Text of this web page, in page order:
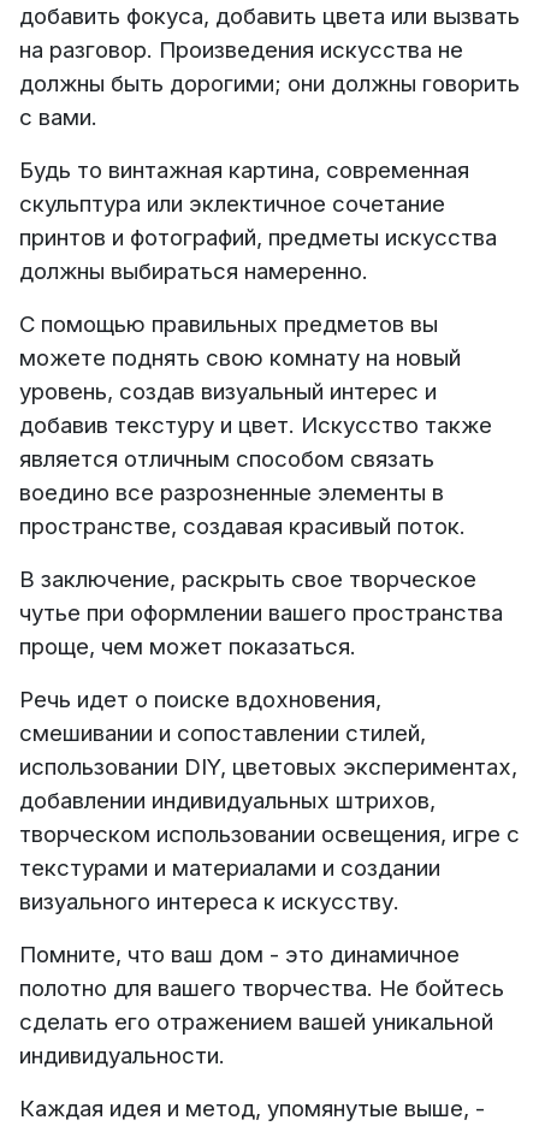
добавить фокуса, добавить цвета или вызвать
на разговор. Произведения искусства не
должны быть дорогими; они должны говорить
с вами.
Будь то винтажная картина, современная
скульптура или эклектичное сочетание
принтов и фотографий, предметы искусства
должны выбираться намеренно.
С помощью правильных предметов вы
можете поднять свою комнату на новый
уровень, создав визуальный интерес и
добавив текстуру и цвет. Искусство также
является отличным способом связать
воедино все разрозненные элементы в
пространстве, создавая красивый поток.
В заключение, раскрыть свое творческое
чутье при оформлении вашего пространства
проще, чем может показаться.
Речь идет о поиске вдохновения,
смешивании и сопоставлении стилей,
использовании DIY, цветовых экспериментах,
добавлении индивидуальных штрихов,
творческом использовании освещения, игре с
текстурами и материалами и создании
визуального интереса к искусству.
Помните, что ваш дом - это динамичное
полотно для вашего творчества. Не бойтесь
сделать его отражением вашей уникальной
индивидуальности.
Каждая идея и метод, упомянутые выше, -